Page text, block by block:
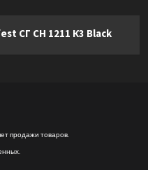
СГ СН 1211 К3 Black
продажи товаров.